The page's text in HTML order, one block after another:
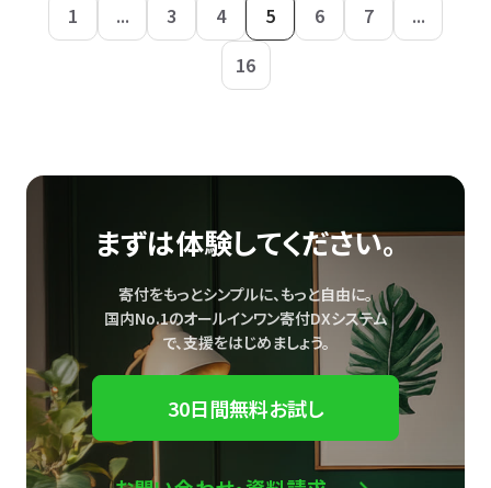
1 ... 3 4 5 6 7
...
16
まずは体験してください。
寄付をもっとシンプルに、もっと自由に。
国内No.1のオールインワン寄付DXシステム
で、支援をはじめましょう。
30日間無料お試し